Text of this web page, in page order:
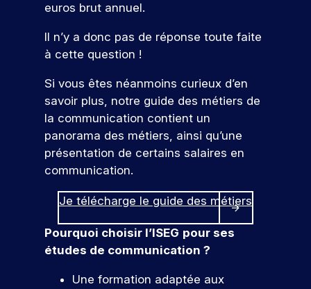
euros brut annuel.
Il n’y a donc pas de réponse toute faite
à cette question !
Si vous êtes néanmoins curieux d’en
savoir plus, notre guide des métiers de
la communication contient un
panorama des métiers, ainsi qu’une
présentation de certains salaires en
communication.
Je télécharge le guide des métiers
Pourquoi choisir l’ISEG pour ses
études de communication ?
Une formation adaptée aux